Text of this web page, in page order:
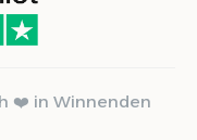
❤️ in Winnenden